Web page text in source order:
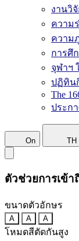
งานวิ
ความ
ความ
การศึ
จุฬาฯ
ปฏิทิน
The
ประก
On TH
ตัวช่วยการเข้า
ขนาดตัวอักษร
A A A
โหมดสีตัดกันสูง